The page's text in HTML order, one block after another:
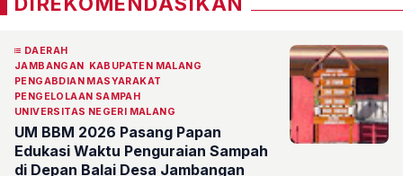
DAERAH
JAMBANGAN KABUPATEN MALANG
PENGABDIAN MASYARAKAT
PENGELOLAAN SAMPAH
UNIVERSITAS NEGERI MALANG
UM BBM 2026 Pasang Papan
Edukasi Waktu Penguraian Sampah
di Depan Balai Desa Jambangan